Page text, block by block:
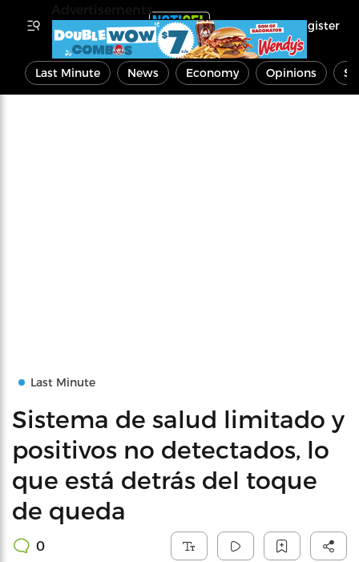
Register
Last Minute News Economy Opinions
Last Minute
Sistema de salud limitado y
positivos no detectados, lo
que está detrás del toque
de queda
0
Advertisements